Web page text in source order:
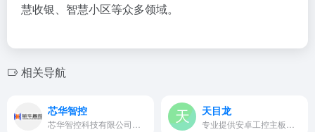
慧收银、智慧小区等众多领域。
相关导航
芯华智控 天目龙